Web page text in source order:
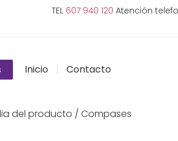
TEL 607 940 120 Atención
Inicio Contacto
del producto / Compases